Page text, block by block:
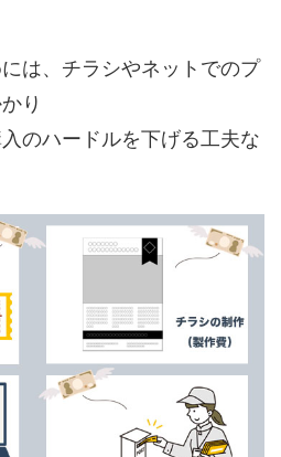
は、チラシやネットでのプ
り
のハードルを下げる工夫な